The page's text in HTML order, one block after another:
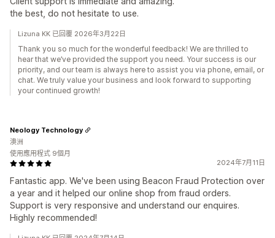
the best, do not hesitate to use.
Lizuna KK 已回覆 2026年3月22日
Thank you so much for the wonderful feedback! We are thrilled to
hear that we’ve provided the support you need. Your success is our
priority, and our team is always here to assist you via phone, email, or
chat. We truly value your business and look forward to supporting
your continued growth!
2024年7月11日
Fantastic app. We've been using Beacon Fraud Protection over
a year and it helped our online shop from fraud orders.
Support is very responsive and understand our enquires.
Highly recommended!
Neology Technology
澳洲
使用應用程式 9個月